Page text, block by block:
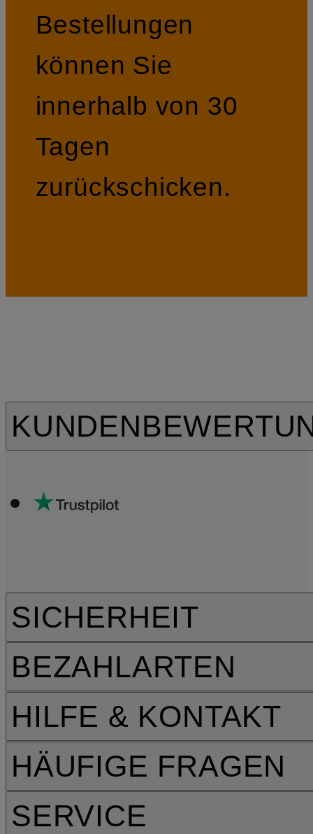
Bestellungen
können Sie
innerhalb von 30
Tagen
zurückschicken.
HILFE & KONTAKT
HÄUFIGE FRAGEN
SERVICE
SICHERHEIT
BEZAHLARTEN